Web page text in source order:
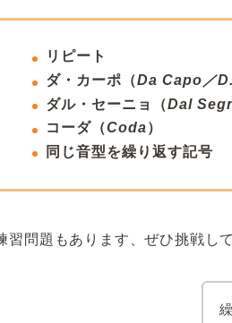
リピート
ダ・カーポ（Da Capo／
ダル・セーニョ（Dal
コーダ（Coda）
同じ音型を繰り返す記号
習問題もあります、ぜひ挑戦し